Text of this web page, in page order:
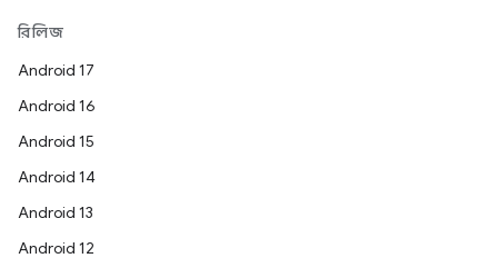
রিলিজ
Android 17
Android 16
Android 15
Android 14
Android 13
Android 12